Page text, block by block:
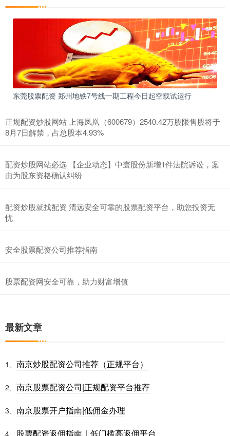
东莞股票配资 郑州地铁7号线一期工程今日起空载试运行
正规配资炒股网站 上海凤凰（600679）2540.42万股限售股将于
8月7日解禁，占总股本4.93%
配资炒股网站必选 【企业动态】中寰股份新增1件法院诉讼，案
由为股东资格确认纠纷
配资炒股就找配资 清远安全可靠的股票配资平台，助您投资无
忧
安全股票配资公司推荐指南
股票配资网安全可靠，助力财富增值
最新文章
1、 南京炒股配资公司推荐（正规平台）
2、 南京股票配资公司|正规配资平台推荐
3、 南京股票开户指南|低佣金办理
4、 股票配资返佣指南｜低门槛高返佣平台